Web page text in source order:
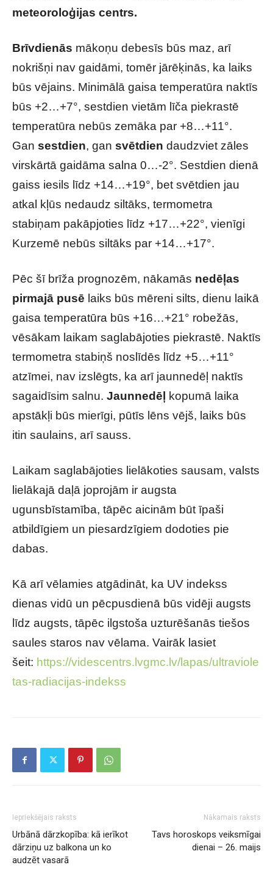
meteoroloģijas centrs.
Brīvdienās mākoņu debesīs būs maz, arī
nokrišņi nav gaidāmi, tomēr jārēķinās, ka laiks
būs vējains. Minimālā gaisa temperatūra naktīs
būs +2…+7°, sestdien vietām līča piekrastē
temperatūra nebūs zemāka par +8…+11°.
Gan sestdien, gan svētdien daudzviet zāles
virskārtā gaidāma salna 0…-2°. Sestdien dienā
gaiss iesils līdz +14…+19°, bet svētdien jau
atkal kļūs nedaudz siltāks, termometra
stabiņam pakāpjoties līdz +17…+22°, vienīgi
Kurzemē nebūs siltāks par +14…+17°.
Pēc šī brīža prognozēm, nākamās nedēļas
pirmajā pusē laiks būs mēreni silts, dienu laikā
gaisa temperatūra būs +16…+21° robežās,
vēsākam laikam saglabājoties piekrastē. Naktīs
termometra stabiņš noslīdēs līdz +5…+11°
atzīmei, nav izslēgts, ka arī jaunnedēļ naktīs
sagaidīsim salnu. Jaunnedēļ
kopumā laika
apstākļi būs mierīgi, pūtīs lēns vējš, laiks būs
itin saulains, arī sauss.
Laikam saglabājoties lielākoties sausam, valsts
lielākajā daļā joprojām ir augsta
ugunsbīstamība, tāpēc aicinām būt īpaši
atbildīgiem un piesardzīgiem dodoties pie
dabas.
Kā arī vēlamies atgādināt, ka UV indekss
dienas vidū un pēcpusdienā būs vidēji augsts
līdz augsts, tāpēc ilgstoša uzturēšanās tiešos
saules staros nav vēlama. Vairāk lasiet
šeit: https://videscentrs.lvgmc.lv/lapas/ultraviole
tas-radiacijas-indekss
Iepriekšējais raksts
Urbānā dārzkopība: kā ierīkot
dārziņu uz balkona un ko
audzēt vasarā
Nākamais raksts
Tavs horoskops veiksmīgai
dienai – 26. maijs